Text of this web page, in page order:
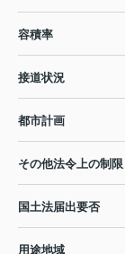
容積率
接道状況
都市計画
その他法令上の制限
国土法届出要否
用途地域